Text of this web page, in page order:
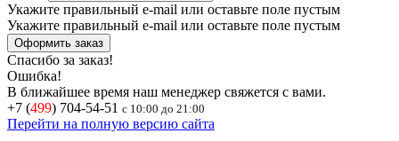
Укажите правильный e-mail или оставьте поле пустым
Укажите правильный e-mail или оставьте поле пустым
Спасибо за заказ!
Ошибка!
В ближайшее время наш менеджер свяжется с вами.
+7 (499) 704-54-51 с 10:00 до 21:00
Перейти на полную версию сайта